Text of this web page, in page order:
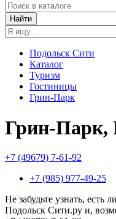
Найти
Подольск Сити
Каталог
Туризм
Гостиницы
Грин-Парк
Грин-Парк,
+7 (49679) 7-61-92
+7 (985) 977-49-25
Не забудьте узнать, есть
Подольск Сити.ру и,